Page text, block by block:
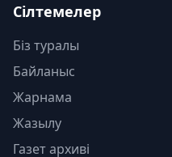
Сілтемелер
Біз туралы
Байланыс
Жарнама
Жазылу
Газет архиві